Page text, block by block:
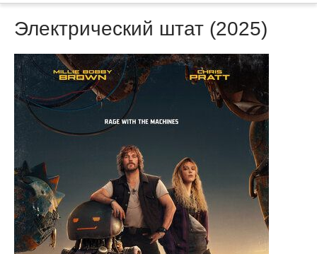
Электрический штат (2025)